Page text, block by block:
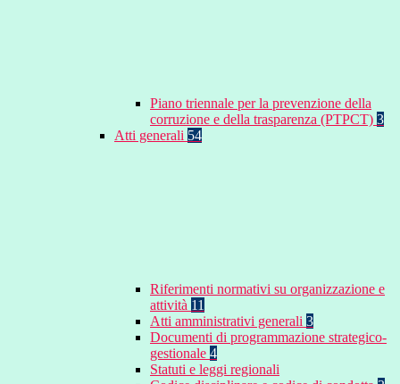
Piano triennale per la prevenzione della
corruzione e della trasparenza (PTPCT) 3
Atti generali 54
Riferimenti normativi su organizzazione e
attività 11
Atti amministrativi generali 3
Documenti di programmazione strategico-
gestionale 4
Statuti e leggi regionali